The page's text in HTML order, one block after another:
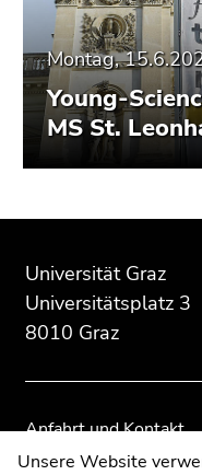
Montag,
Young-
MS St.
Seitenbereichs:
Zusatzinformationen:
Universität Graz
Universitätsplatz 3
8010 Graz
Anfahrt und Kontakt
Kommunikation und
Seitenbereichs.
Übersicht
Seitenbereiche
Seitenbereichs.
Übersicht
Seitenbereiche
Unsere Website